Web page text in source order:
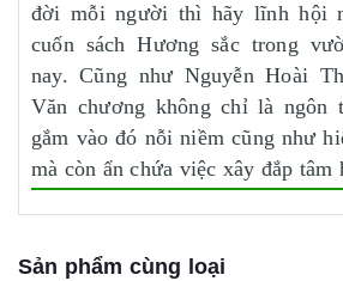
đời mỗi người thì hãy lĩnh hội
cuốn sách Hương sắc trong
nay. Cũng như Nguyễn Hoài
Văn chương không chỉ là ngôn
gắm vào đó nỗi niềm cũng như
mà còn ẩn chứa việc xây đắp tâm
Sản phẩm cùng loại